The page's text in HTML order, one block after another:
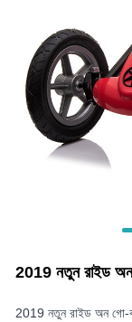
2019 নতুন রাইড অন
2019 নতুন রাইড অন গো-